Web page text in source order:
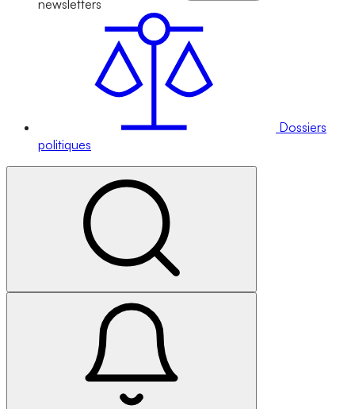
newsletters
Dossiers
politiques